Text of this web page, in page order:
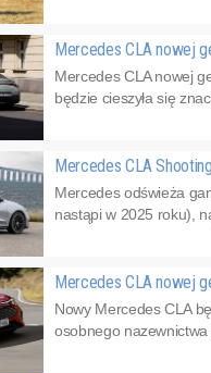
Mercedes CLA nowej
Mercedes CLA nowej
będzie cieszyła się
Mercedes CLA
Mercedes odświeża
nastąpi w 2025 roku),
Mercedes CLA nowej
Nowy Mercedes CLA
osobnego